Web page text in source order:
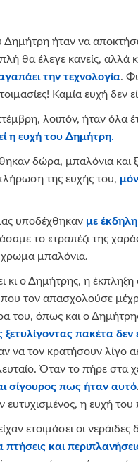
Δημήτρη ήταν να
θα έλεγε κανείς, αλλά
την τεχνολογία.
Καμία ευχή δεν
λοιπόν, ήταν όλα
η ευχή του Δημήτρη.
δώρα, μπαλόνια και
της ευχής του,
υποδέχθηκαν με
το «τραπέζι της
μπαλόνια.
ο Δημήτρης, η έκπληξη
τον απασχολούσε
του, όπως και ο
πακέτα δεν
να τον κρατήσουν λίγο
Όταν το πήρε στα
σίγουρος πως ήταν αυτό.
η ευχή
ετοιμάσει οι νεράιδες
και